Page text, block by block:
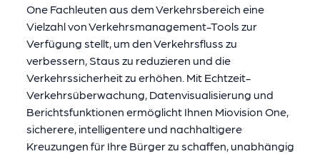
One Fachleuten aus dem Verkehrsbereich eine
Vielzahl von Verkehrsmanagement-Tools zur
Verfügung stellt, um den Verkehrsfluss zu
verbessern, Staus zu reduzieren und die
Verkehrssicherheit zu erhöhen. Mit Echtzeit-
Verkehrsüberwachung, Datenvisualisierung und
Berichtsfunktionen ermöglicht Ihnen Miovision One,
sicherere, intelligentere und nachhaltigere
Kreuzungen für Ihre Bürger zu schaffen, unabhängig